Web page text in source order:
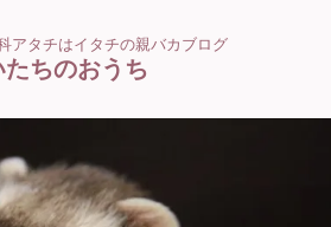
アタチはイタチの親バカブログ
たちのおうち